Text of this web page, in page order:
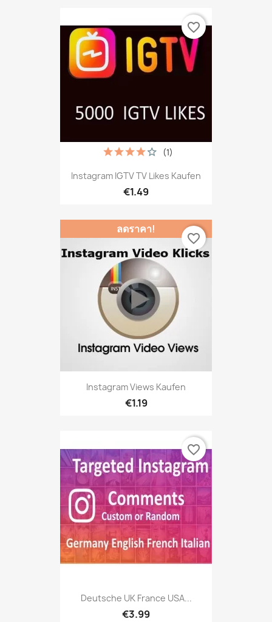
Instagram IGTV TV Likes Kaufen
€1.49
(1)
favorite_border
Instagram Views Kaufen
€1.19
ลดราคา!
favorite_border
Deutsche UK France USA...
€3.99
favorite_border